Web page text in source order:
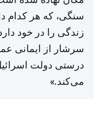
سنگی، که هر کدام
زندگی را در خود
سرشار از ایمانی
درستی دولت
می‌کند.»